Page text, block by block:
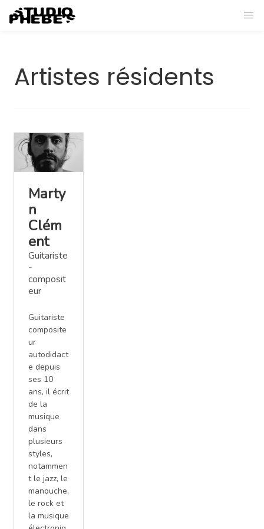
Artistes résidents
Marty
n
Clém
ent
Guitariste
-
composit
eur
Guitariste
composite
ur
autodidact
e depuis
ses 10
ans, il écrit
de la
musique
dans
plusieurs
styles,
notammen
t le jazz, le
manouche,
le rock et
la musique